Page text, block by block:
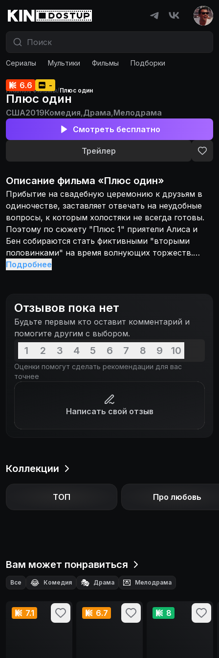
Сериалы Мультики Фильмы Подборки
Главная/Фильмы/Плюс один
6.6 -
Плюс один
США2019Комедия,Драма,Мелодрама
Смотреть бесплатно
Трейлер
Описание фильма «Плюс один»
Прибытие на свадебную церемонию к друзьям в
одиночестве, заставляет отвечать на неудобные
вопросы, к которым холостяки не всегда готовы.
Поэтому по сюжету "Плюс 1" приятели Алиса и
Бен собираются стать фиктивными "вторыми
половинками" на время волнующих торжеств.
Алиса и Бен считают, что так им будет проще
изменить их представление на холостяцкий образ
жизни. Эта свадьба друзей запомниться молодым
холостякам на долгие годы.
Подробнее
Отзывов пока нет
Будьте первым кто оставит комментарий и
помогите другим с выбором.
1 2 3 4 5 6 7 8 9 10
Оценки помогут сделать рекомендации для вас
точнее
Написать свой отзыв
Коллекции
ТОП Про любовь
Вам может понравиться
Все 😂 Комедия 🎭 Драма 💌 Мелодрама
7.1 6.7 8